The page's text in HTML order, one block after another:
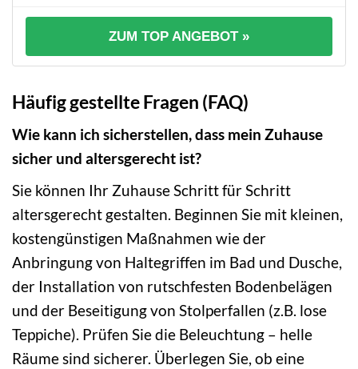
ZUM TOP ANGEBOT »
Häufig gestellte Fragen (FAQ)
Wie kann ich sicherstellen, dass mein Zuhause
sicher und altersgerecht ist?
Sie können Ihr Zuhause Schritt für Schritt
altersgerecht gestalten. Beginnen Sie mit kleinen,
kostengünstigen Maßnahmen wie der
Anbringung von Haltegriffen im Bad und Dusche,
der Installation von rutschfesten Bodenbelägen
und der Beseitigung von Stolperfallen (z.B. lose
Teppiche). Prüfen Sie die Beleuchtung – helle
Räume sind sicherer. Überlegen Sie, ob eine